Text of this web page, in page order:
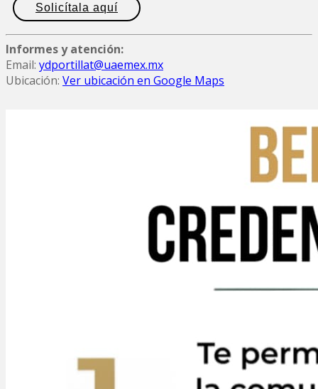
Solicítala aquí
Informes y atención:
Email: ydportillat@uaemex.mx
Ubicación: Ver ubicación en Google Maps